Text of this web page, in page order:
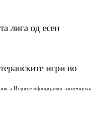
лига од есен
игри во
а Игрите официјално